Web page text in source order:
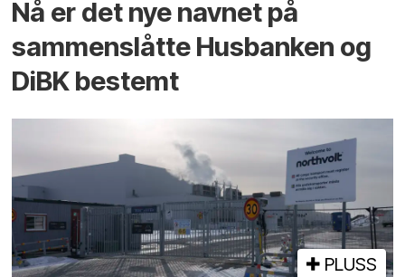
Nå er det nye navnet på
sammenslåtte Husbanken og
DiBK bestemt
PLUSS